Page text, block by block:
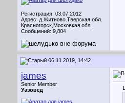
Регистрация: 03.07.2012
Адрес: д.Житново,Тверская обл.
Красногорск,Московкая обл.
Сообщений: 9,804
06.11.2019, 14:42
james
Senior Member
Уазовед